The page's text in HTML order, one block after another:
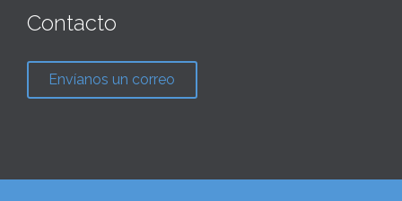
Contacto
Envíanos un correo